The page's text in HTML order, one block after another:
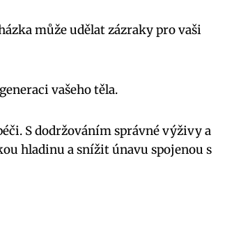
může udělat zázraky pro vaši
vašeho těla.
S dodržováním správné výživy a
hladinu a snížit únavu spojenou s